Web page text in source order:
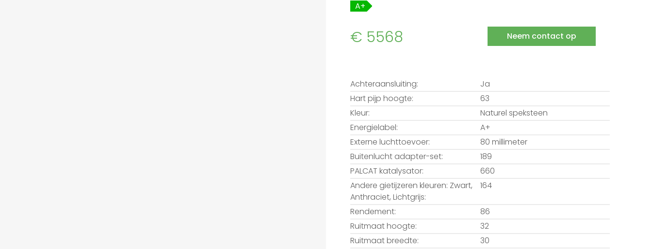
A+
€ 5568 Neem contact op
Achteraansluiting:
Ja
Hart pijp hoogte:
63
Kleur:
Naturel speksteen
Energielabel:
A+
Externe luchttoevoer:
80 millimeter
Buitenlucht adapter-set:
189
PALCAT katalysator:
660
Andere gietijzeren kleuren: Zwart,
Anthraciet, Lichtgrijs:
164
Rendement:
86
Ruitmaat hoogte:
32
Ruitmaat breedte:
30